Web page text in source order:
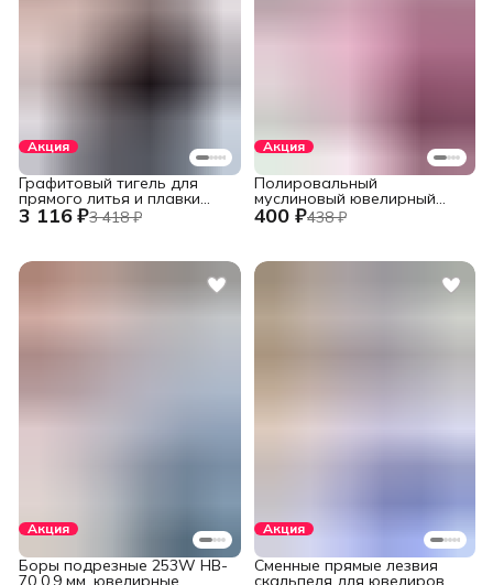
Акция
3 116 ₽3 418 ₽
Графитовый тигель для
прямого литья и плавки
металлов в печах
установок INDUTHERM
V245/H120/78
Акция
400 ₽438 ₽
Полировальный
муслиновый ювелирный
круг фиолетовый 152 мм.,
60 слоев
Акция
Боры подрезные 253W HB-
70 0,9 мм. ювелирные
Акция
Сменные прямые лезвия
скальпеля для ювелиров